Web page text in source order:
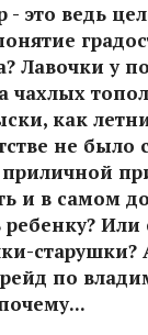
- это ведь
Лавочки у
чахлых
как
не было
и в самом
ребенку?
старушки?
по